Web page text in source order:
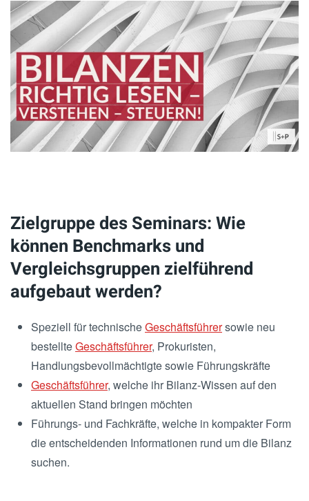
Zielgruppe des Seminars: Wie
können Benchmarks und
Vergleichsgruppen zielführend
aufgebaut werden?
Speziell für technischeGeschäftsführersowie neu
bestellteGeschäftsführer, Prokuristen,
Handlungsbevollmächtigte sowie Führungskräfte
Geschäftsführer, welche ihr Bilanz-Wissen auf den
aktuellen Stand bringen möchten
Führungs- und Fachkräfte, welche in kompakter Form
die entscheidenden Informationen rund um die Bilanz
suchen.